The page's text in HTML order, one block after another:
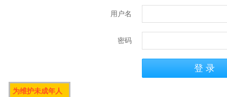
用户名
密码
为维护未成年人